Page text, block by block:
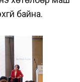
байна.